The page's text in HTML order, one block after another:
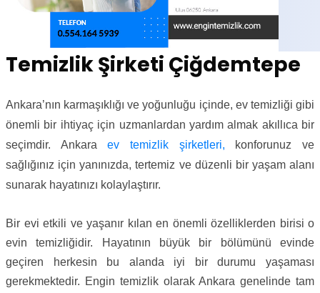
Temizlik Şirketi Çiğdemtepe
Ankara’nın karmaşıklığı ve yoğunluğu içinde, ev temizliği gibi
önemli bir ihtiyaç için uzmanlardan yardım almak akıllıca bir
seçimdir. Ankaraev temizlik şirketleri, konforunuz ve
sağlığınız için yanınızda, tertemiz ve düzenli bir yaşam alanı
sunarak hayatınızı kolaylaştırır.
Bir evi etkili ve yaşanır kılan en önemli özelliklerden birisi o
evin temizliğidir. Hayatının büyük bir bölümünü evinde
geçiren herkesin bu alanda iyi bir durumu yaşaması
gerekmektedir. Engin temizlik olarak Ankara genelinde tam